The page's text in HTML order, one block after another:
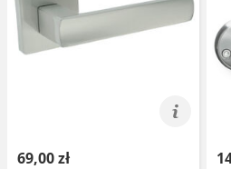
69,00 zł